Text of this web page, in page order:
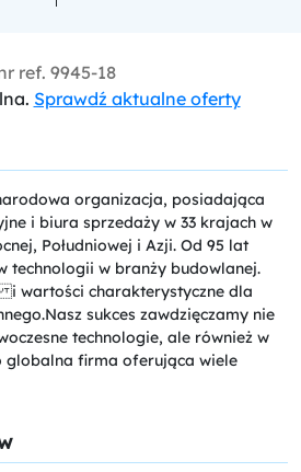
ref. 9945-18
Sprawdź aktualne oferty
organizacja, posiadająca
i biura sprzedaży w 33 krajach w
Południowej i Azji. Od 95 lat
technologii w branży budowlanej.
wartości charakterystyczne dla
sukces zawdzięczamy nie
technologie, ale również w
globalna firma oferująca wiele